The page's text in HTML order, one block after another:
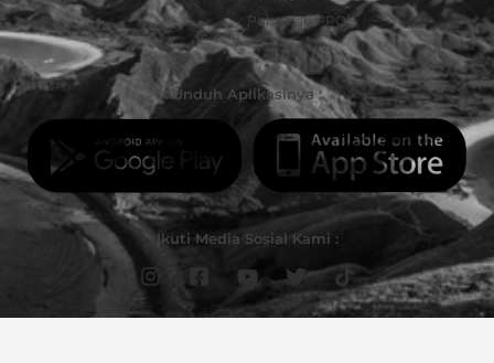
Pulsa dan PPOB
Unduh Aplikasinya :
Ikuti Media Sosial Kami :